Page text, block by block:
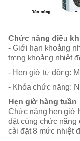
Chức năng điều
- Giới hạn khoảng
trong khoảng nhiệt
- Hẹn giờ tự động:
- Khóa chức năng:
Hẹn giờ hàng tuần
Chức năng hẹn giờ
đặt cùng chức năng
cài đặt 8 mức nhiệt